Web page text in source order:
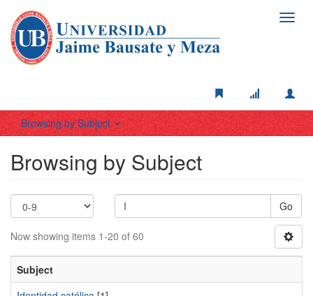
Browsing by Subject
Browsing by Subject
Go
Now showing items 1-20 of 60
Subject